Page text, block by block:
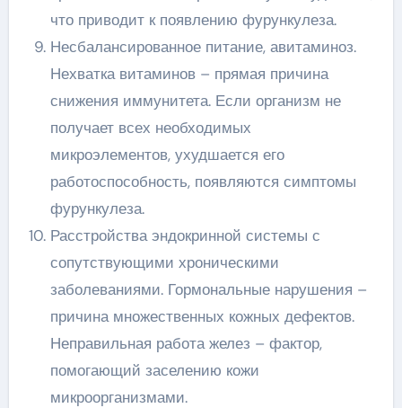
что приводит к появлению фурункулеза.
Несбалансированное питание, авитаминоз.
Нехватка витаминов – прямая причина
снижения иммунитета. Если организм не
получает всех необходимых
микроэлементов, ухудшается его
работоспособность, появляются симптомы
фурункулеза.
Расстройства эндокринной системы с
сопутствующими хроническими
заболеваниями. Гормональные нарушения –
причина множественных кожных дефектов.
Неправильная работа желез – фактор,
помогающий заселению кожи
микроорганизмами.